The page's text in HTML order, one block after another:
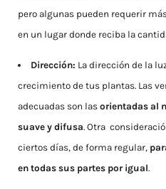
pero algunas pueden requerir
en un lugar donde reciba la
Dirección: La dirección de la
crecimiento de tus plantas. Las
adecuadas son las orientadas al
suave y difusa. Otra
ciertos días, de forma regular,
en todas sus partes por igual.